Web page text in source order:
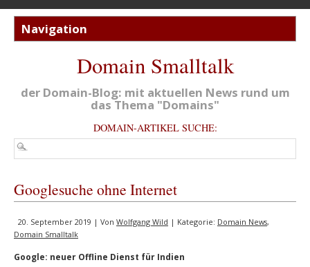
Domain Smalltalk
der Domain-Blog: mit aktuellen News rund um
das Thema "Domains"
DOMAIN-ARTIKEL SUCHE:
Googlesuche ohne Internet
20. September 2019 | Von Wolfgang Wild | Kategorie: Domain News,
Domain Smalltalk
Google: neuer Offline Dienst für Indien